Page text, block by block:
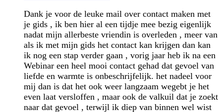
Dank je voor de leuke mail over contact maken met
je gids , ik ben hier al een tijdje mee bezig eigenlijk
nadat mijn allerbeste vriendin is overleden , meer van
als ik met mijn gids het contact kan krijgen dan kan
ik nog een stap verder gaan , vorig jaar heb ik na een
Webinar een heel mooi contact gehad dat gevoel van
liefde en warmte is onbeschrijfelijk. het nadeel voor
mij dan is dat het ook weer langzaam wegebt je het
even laat versloffen , maar ook de valkuil dat je zoekt
naar dat gevoel , terwijl ik diep van binnen wel wist